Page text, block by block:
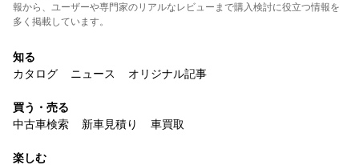
報から、ユーザーや専門家のリアルなレビューまで購入検討に役立つ情報を
多く掲載しています。
知る
カタログ
ニュース オリジナル記事
買う・売る
中古車検索
新車見積り 車買取
楽しむ